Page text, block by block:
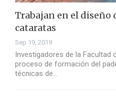
Trabajan en el diseño
cataratas
Sep 19, 2019
Investigadores de la Facultad
proceso de formación del
técnicas de…